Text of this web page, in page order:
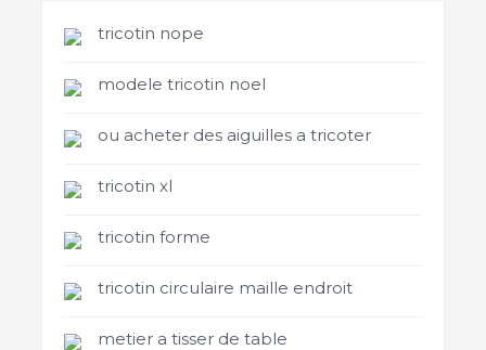
tricotin nope
modele tricotin noel
ou acheter des aiguilles a tricoter
tricotin xl
tricotin forme
tricotin circulaire maille endroit
metier a tisser de table